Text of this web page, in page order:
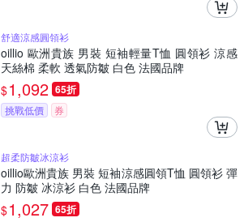
舒適涼感圓領衫
oillio 歐洲貴族 男裝 短袖輕量T恤 圓領衫 涼感
天絲棉 柔軟 透氣防皺 白色 法國品牌
$1,092 65折
挑戰低價 券
超柔防皺冰涼衫
oillio歐洲貴族 男裝 短袖涼感圓領T恤 圓領衫 彈
力 防皺 冰涼衫 白色 法國品牌
$1,027 65折